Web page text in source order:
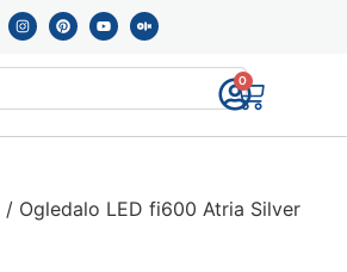
0
/ Ogledalo LED fi600 Atria Silver